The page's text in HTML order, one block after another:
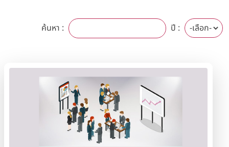
ค้นหา : ปี :